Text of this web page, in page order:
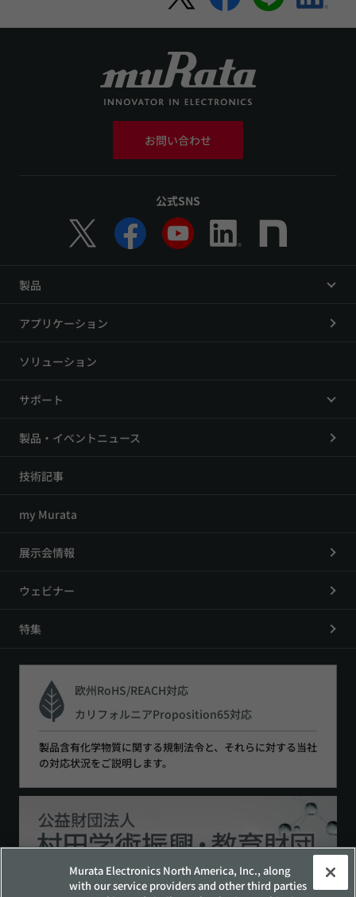
お問い合わせ
公式SNS
製品
アプリケーション
ソリューション
サポート
製品・イベントニュース
技術記事
my Murata
展示会情報
ウェビナー
特集
欧州RoHS/REACH対応
カリフォルニアProposition65対応
製品含有化学物質に関する規制法令と、それらに対する当社
の対応状況をご説明します。
Murata Electronics North America, Inc., along
with our service providers and other third parties